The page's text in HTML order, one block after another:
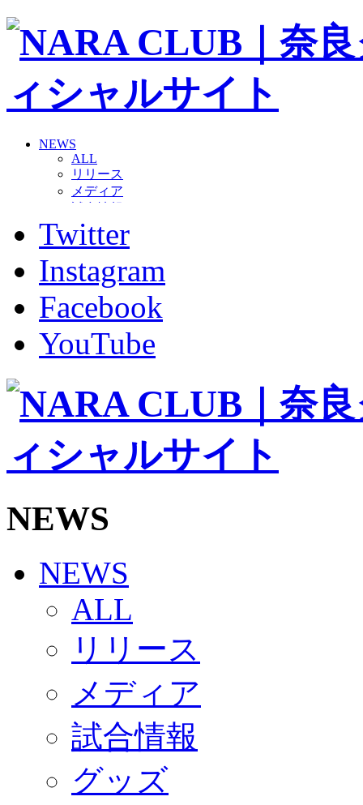
NEWS
ALL
リリース
メディア
グッズ
ファンコミュニティ
ホームタウン
コラム
その他
TEAM
2026/27トップチーム
2026/27トップチームスタッフ
バモス
チアダンススクール
ボランティアチーム「volundeer」
ビクトリーロード
HOMEGAME
観戦ルール＆マナー
Jリーグ運営管理規定
写真・動画使用ガイドライン
SCHEDULE
2026/27
練習見学時のファンサービスについて
TICKET
奈良クラブ明治安田J3リーグ2026/27シーズン試
奈良クラブ明治安田Ｊ3リーグ 2026/27シーズン「
観戦ルール＆マナー
2026/27ファンコミュニティ
サポートショップ
GOODS
オフィシャルストア（実店舗）
オンラインストア
ACADEMY
アカデミーについて
Twitter
Instagram
Facebook
YouTube
NEWS
NEWS
ALL
リリース
メディア
試合情報
グッズ